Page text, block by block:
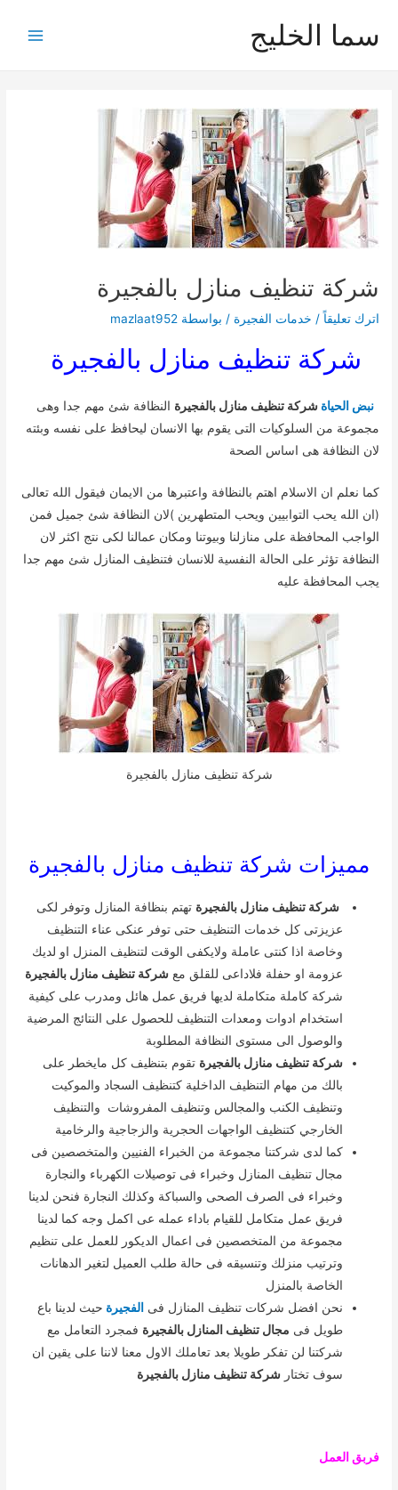
سما الخليج
شركة تنظيف منازل بالفجيرة
اترك تعليقاً / خدمات الفجيرة / بواسطة mazlaat952
شركة تنظيف منازل بالفجيرة
نبض الحياة شركة تنظيف منازل بالفجيرة النظافة شئ مهم جدا وهى
مجموعة من السلوكيات التى يقوم بها الانسان ليحافظ على نفسه وبئته
لان النظافة هى اساس الصحة
كما نعلم ان الاسلام اهتم بالنظافة واعتبرها من الايمان فيقول الله تعالى
(ان الله يحب التوابيين ويحب المتطهرين )لان النظافة شئ جميل فمن
الواجب المحافظة على منازلنا وبيوتنا ومكان عمالنا لكى نتج اكثر لان
النظافة تؤثر على الحالة النفسية للانسان فتنظيف المنازل شئ مهم جدا
يجب المحافظة عليه
شركة تنظيف منازل بالفجيرة
مميزات شركة تنظيف منازل بالفجيرة
شركة تنظيف منازل بالفجيرة تهتم بنظافة المنازل وتوفر لكى
عزيزتى كل خدمات التنظيف حتى توفر عنكى عناء التنظيف
وخاصة اذا كنتى عاملة ولايكفى الوقت لتنظيف المنزل او لديك
عزومة او حفلة فلاداعى للقلق معشركة تنظيف منازل بالفجيرة
شركة كاملة متكاملة لديها فريق عمل هائل ومدرب على كيفية
استخدام ادوات ومعدات التنظيف للحصول على النتائج المرضية
والوصول الى مستوى النظافة المطلوبة
شركة تنظيف منازل بالفجيرة تقوم بتنظيف كل مايخطر على
بالك من مهام التنظيف الداخلية كتنظيف السجاد والموكيت
وتنظيف الكنب والمجالس وتنظيف المفروشات والتنظيف
الخارجي كتنظيف الواجهات الحجرية والزجاجية والرخامية
كما لدى شركتنا مجموعة من الخبراء الفنيين والمتخصصين فى
مجال تنظيف المنازل وخبراء فى توصيلات الكهرباء والنجارة
وخبراء فى الصرف الصحى والسباكة وكذلك النجارة فنحن لدينا
فريق عمل متكامل للقيام باداء عمله عى اكمل وجه كما لدينا
مجموعة من المتخصصين فى اعمال الديكور للعمل على تنظيم
وترتيب منزلك وتنسيقه فى حالة طلب العميل لتغير الدهانات
الخاصة بالمنزل
نحن افضل شركات تنظيف المنازل فى الفجيرة حيث لدينا باع
طويل فى مجال تنظيف المنازل بالفجيرة فمجرد التعامل مع
شركتنا لن تفكر طويلا بعد تعاملك الاول معنا لاننا على يقين ان
سوف تختارشركة تنظيف منازل بالفجيرة
فربق العمل